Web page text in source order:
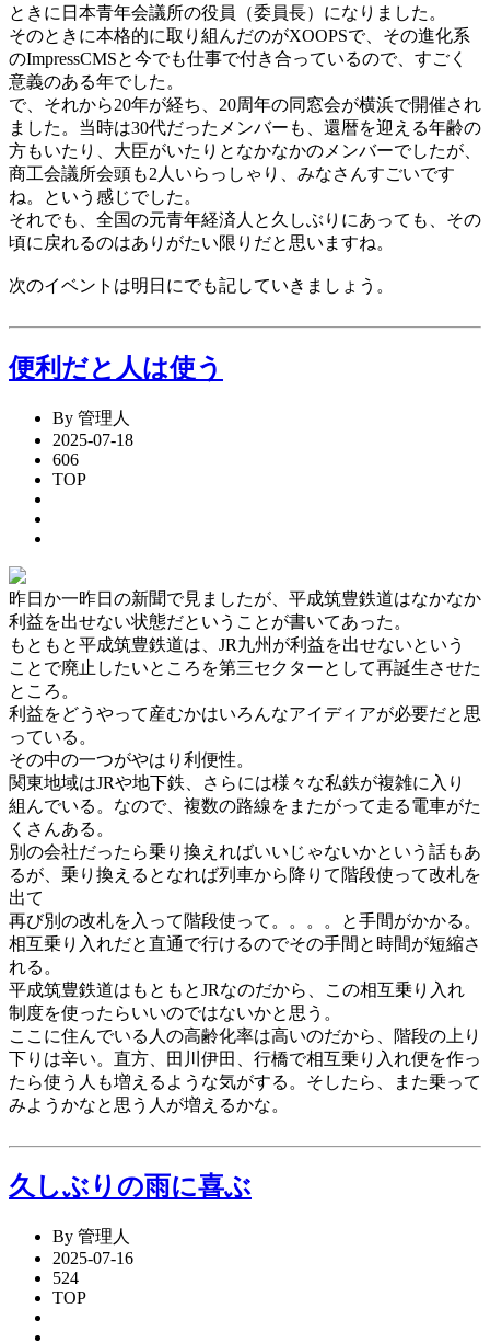
ときに日本青年会議所の役員（委員長）になりました。
そのときに本格的に取り組んだのがXOOPSで、その進化系
のImpressCMSと今でも仕事で付き合っているので、すごく
意義のある年でした。
で、それから20年が経ち、20周年の同窓会が横浜で開催され
ました。当時は30代だったメンバーも、還暦を迎える年齢の
方もいたり、大臣がいたりとなかなかのメンバーでしたが、
商工会議所会頭も2人いらっしゃり、みなさんすごいです
ね。という感じでした。
それでも、全国の元青年経済人と久しぶりにあっても、その
頃に戻れるのはありがたい限りだと思いますね。
次のイベントは明日にでも記していきましょう。
便利だと人は使う
By 管理人
2025-07-18
606
TOP
昨日か一昨日の新聞で見ましたが、平成筑豊鉄道はなかなか
利益を出せない状態だということが書いてあった。
もともと平成筑豊鉄道は、JR九州が利益を出せないという
ことで廃止したいところを第三セクターとして再誕生させた
ところ。
利益をどうやって産むかはいろんなアイディアが必要だと思
っている。
その中の一つがやはり利便性。
関東地域はJRや地下鉄、さらには様々な私鉄が複雑に入り
組んでいる。なので、複数の路線をまたがって走る電車がた
くさんある。
別の会社だったら乗り換えればいいじゃないかという話もあ
るが、乗り換えるとなれば列車から降りて階段使って改札を
出て
再び別の改札を入って階段使って。。。。と手間がかかる。
相互乗り入れだと直通で行けるのでその手間と時間が短縮さ
れる。
平成筑豊鉄道はもともとJRなのだから、この相互乗り入れ
制度を使ったらいいのではないかと思う。
ここに住んでいる人の高齢化率は高いのだから、階段の上り
下りは辛い。直方、田川伊田、行橋で相互乗り入れ便を作っ
たら使う人も増えるような気がする。そしたら、また乗って
みようかなと思う人が増えるかな。
久しぶりの雨に喜ぶ
By 管理人
2025-07-16
524
TOP